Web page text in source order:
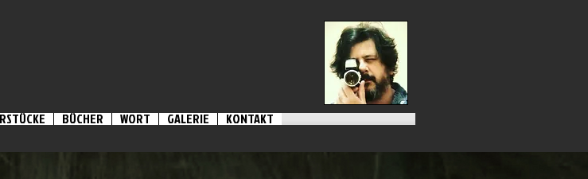
BÜCHER WORT GALERIE KONTAKT